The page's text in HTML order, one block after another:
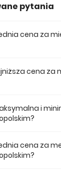
pytania
cena za
cena za
i
cena za